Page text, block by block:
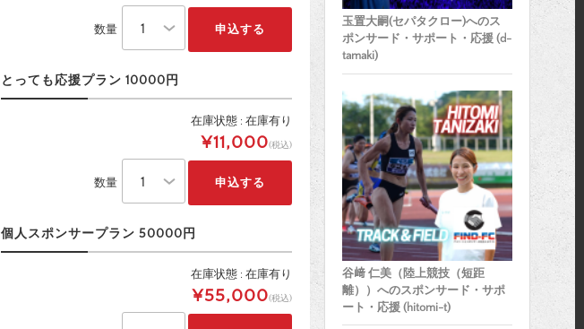
数量
とっても応援プラン 10000円
在庫状態 : 在庫有り
¥11,000(税込)
数量
個人スポンサープラン 50000円
在庫状態 : 在庫有り
¥55,000(税込)
玉置大嗣(セパタクロー)へのス
ポンサード・サポート・応援 (d-
tamaki)
谷﨑 仁美（陸上競技（短距
離））へのスポンサード・サポ
ート・応援 (hitomi-t)